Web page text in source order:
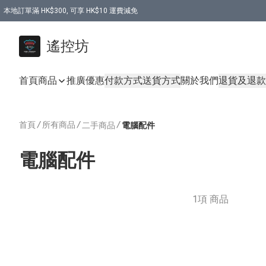
本地訂單滿 HK$300, 可享 HK$10 運費減免
遙控坊
首頁商品 推廣優惠付款方式送貨方式關於我們退貨及退
首頁/ 所有商品 / 二手商品 / 電腦配件
電腦配件
1項 商品